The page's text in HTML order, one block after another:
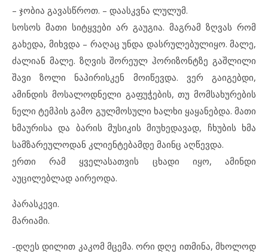
– ჯობია გავასწროთ. – დაასკვნა ლულუმ.
სოსოს მათი სიტყვები არ გაუგია. მაგრამ ზღვას რომ
გახედა, მიხვდა – რაღაც უნდა დასრულებულიყო. მალე,
ძალიან მალე. ზღვის შორეულ ჰორიზონტზე გაშლილი
შავი ზოლი ნაპირისკენ მოიწევდა. ვერ გაიგებდი,
ამინდის მოსალოდნელი გაფუჭების, თუ მომსახურების
ნელი ტემპის გამო გულმოსული ხალხი ყაყანებდა. მათი
ხმაურისა და ბარის მუსიკის მიუხედავად, ჩხუბის ხმა
სამზარეულოდან კლიენტებამდე მაინც აღწევდა.
ერთი რამ ყველასათვის ცხადი იყო, ამინდი
აუცილებლად აირეოდა.
პარასკევი.
მარიამი.
-დღეს დილით კაკომ მცემა. ორი დღე ითმინა, მხოლოდ